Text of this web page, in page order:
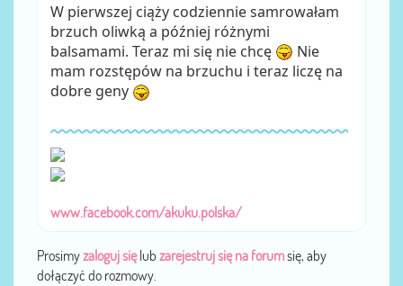
W pierwszej ciąży codziennie samrowałam
brzuch oliwką a później różnymi
balsamami. Teraz mi się nie chcę
Nie
mam rozstępów na brzuchu i teraz liczę na
dobre geny
www.facebook.com/akuku.polska/
Prosimyzaloguj sięlub zarejestruj się na forumsię, aby
dołączyć do rozmowy.